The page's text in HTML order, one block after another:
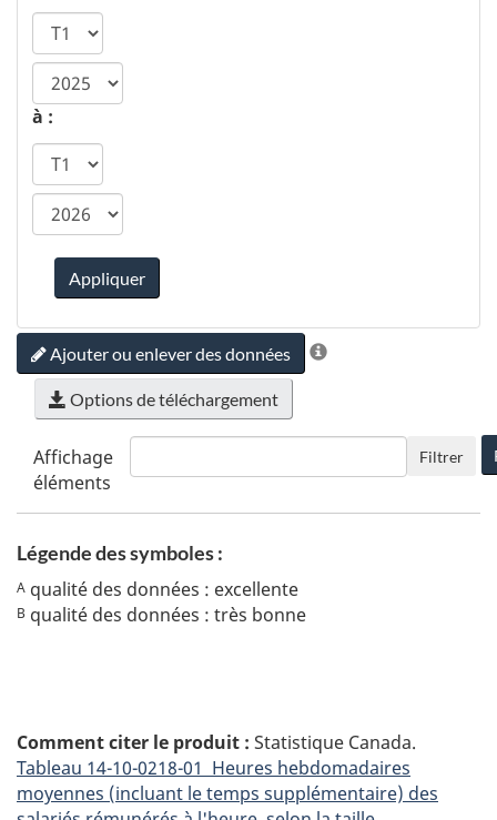
année
de
début
à :
Appliquer
Ajouter ou enlever des données
Options de téléchargement
Affichage
éléments
Filtrer
Légende des symboles :
A qualité des données : excellente
B qualité des données : très bonne
Comment citer le produit : Statistique Canada.
Tableau 14-10-0218-01 Heures hebdomadaires
moyennes (incluant le temps supplémentaire) des